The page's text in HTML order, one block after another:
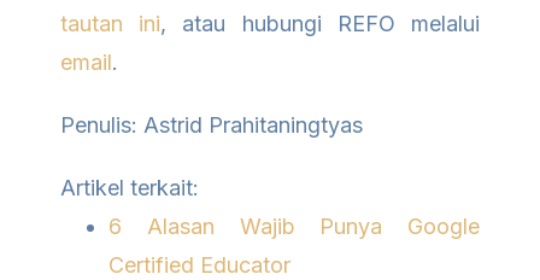
tautan ini, atau hubungi REFO melalui
email.
Penulis: Astrid Prahitaningtyas
Artikel terkait:
6 Alasan Wajib Punya Google
Certified Educator